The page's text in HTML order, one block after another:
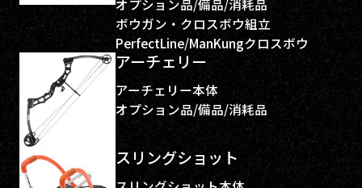
オプション品/備品/消耗品
ボウガン・クロスボウ組立
PerfectLine/ManKungクロスボウ
アーチェリー
アーチェリー本体
オプション品/備品/消耗品
スリングショット